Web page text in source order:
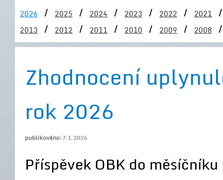
2026 / 2025 / 2024 / 2023 / 2022 / 2021 /
2013 / 2012 / 2011 / 2010 / 2009 / 2008 /
Zhodnocení
rok 2026
publikováno:7.1.2026
Příspěvek OBK do